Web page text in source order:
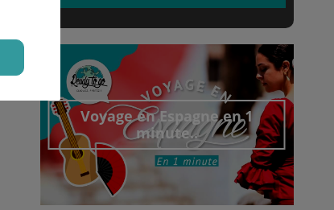
Voyage en Espagne en 1
minute..